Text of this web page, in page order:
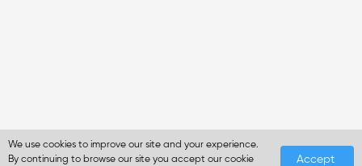
We use cookies to improve our site and your experience.
By continuing to browse our site you accept our cookie
Accept